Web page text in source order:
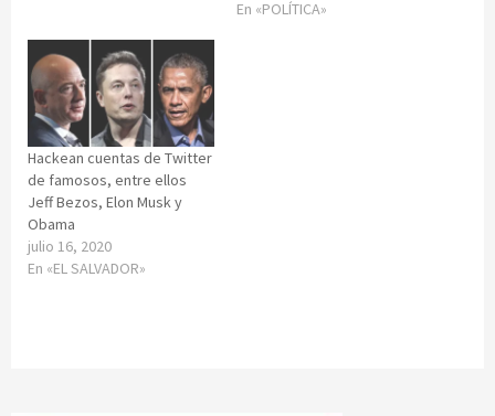
En «POLÍTICA»
Hackean cuentas de Twitter
de famosos, entre ellos
Jeff Bezos, Elon Musk y
Obama
julio 16, 2020
En «EL SALVADOR»